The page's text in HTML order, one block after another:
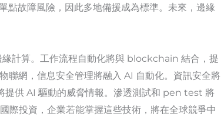
點故障風險，因此多地備援成為標準。未來，邊緣
計算。工作流程自動化將與 blockchain 結合，提
聯網，信息安全管理將融入 AI 自動化。資訊安全將
提供 AI 驅動的威脅情報。滲透測試和 pen test 將
際投資，企業若能掌握這些技術，將在全球競爭中